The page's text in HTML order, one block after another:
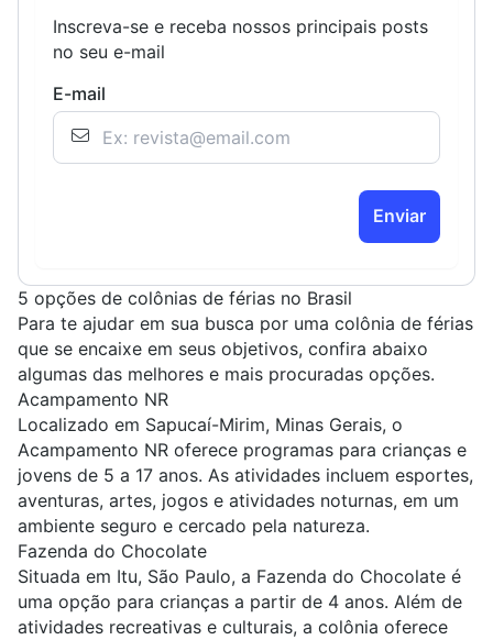
Inscreva-se e receba nossos principais posts
no seu e-mail
E-mail
Enviar
5 opções de colônias de férias no Brasil
Para te ajudar em sua busca por uma colônia de férias
que se encaixe em seus objetivos, confira abaixo
algumas das melhores e mais procuradas opções.
Acampamento NR
Localizado em Sapucaí-Mirim, Minas Gerais, o
Acampamento NR oferece programas para crianças e
jovens de 5 a 17 anos. As atividades incluem esportes,
aventuras, artes, jogos e atividades noturnas, em um
ambiente seguro e cercado pela natureza.
Fazenda do Chocolate
Situada em Itu, São Paulo, a Fazenda do Chocolate é
uma opção para crianças a partir de 4 anos. Além de
atividades recreativas e culturais, a colônia oferece